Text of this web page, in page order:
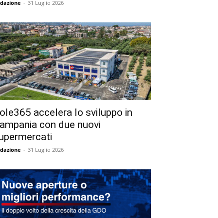
- 31 Luglio 2026
accelera lo sviluppo in
con due nuovi
- 31 Luglio 2026